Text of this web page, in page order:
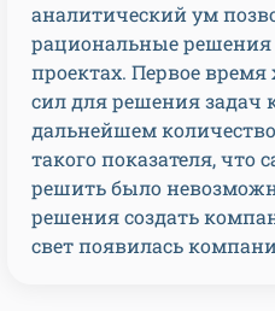
аналитический ум
рациональные
проектах. Первое время
сил для решения задач
дальнейшем
такого показателя, что
решить было
решения создать
свет появилась